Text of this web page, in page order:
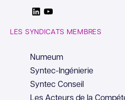
LinkedinYoutube
LES SYNDICATS MEMBRES
Numeum
Syntec-Ingénierie
Syntec Conseil
Les Acteurs de la